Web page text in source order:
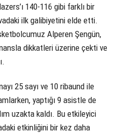
140-116 gibi farklı bir
ilk galibiyetini elde etti.
Alperen Şengün,
dikkatleri üzerine çekti ve
25 sayı ve 10 ribaund ile
yaptığı 9 asistle de
uzakta kaldı. Bu etkileyici
etkinliğini bir kez daha